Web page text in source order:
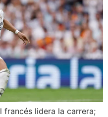
francés lidera la carrera;